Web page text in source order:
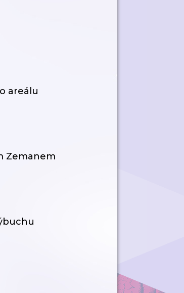
areálu
Zemanem